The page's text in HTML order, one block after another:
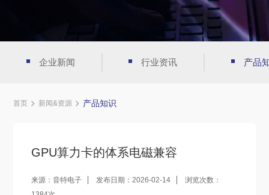
企业新闻 行业资讯 产品
首页 新闻&资源 产品知识
GPU算力卡的体系电磁兼容
来源：音特电子 发布日期：2026-02-14
浏览次数：